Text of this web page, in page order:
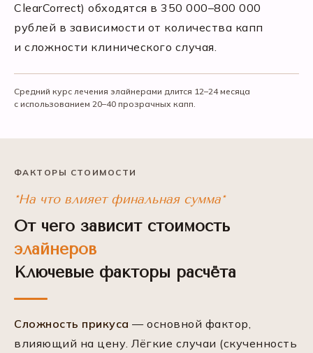
ClearCorrect) обходятся в 350 000–800 000
рублей в зависимости от количества капп
и сложности клинического случая.
Средний курс лечения элайнерами длится 12–24 месяца
с использованием 20–40 прозрачных капп.
ФАКТОРЫ СТОИМОСТИ
*На что влияет финальная сумма*
От чего зависит стоимость
элайнеров
Ключевые факторы расчёта
Сложность прикуса — основной фактор,
влияющий на цену. Лёгкие случаи (скученность